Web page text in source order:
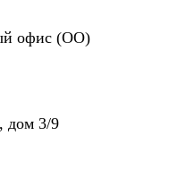
офис (ОО)
дом 3/9